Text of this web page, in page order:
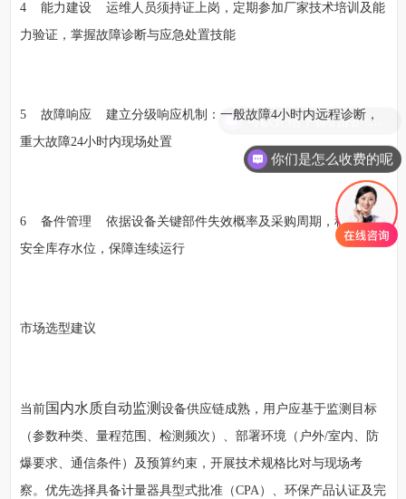
4 能力建设 运维人员须持证上岗，定期参加厂家技术培训及能
力验证，掌握故障诊断与应急处置技能
5 故障响应 建立分级响应机制：一般故障4小时内远程诊断，
重大故障24小时内现场处置
6 备件管理 依据设备关键部件失效概率及采购周期，科学设定
安全库存水位，保障连续运行
市场选型建议
当前国内水质自动监测设备供应链成熟，用户应基于监测目标
（参数种类、量程范围、检测频次）、部署环境（户外/室内、防
爆要求、通信条件）及预算约束，开展技术规格比对与现场考
察。优先选择具备计量器具型式批准（CPA）、环保产品认证及完
你们是怎么收费的呢